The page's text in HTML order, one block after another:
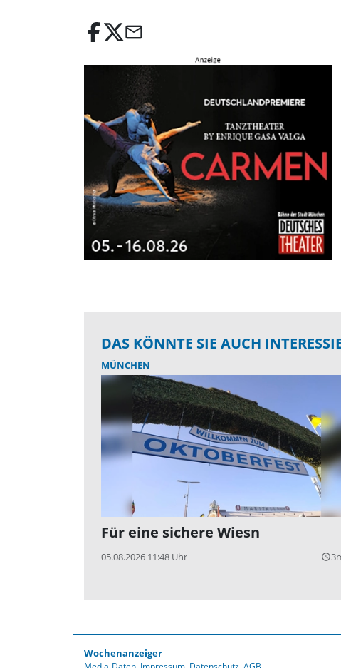
email
DAS KÖNNTE SIE AUCH
MÜNCHEN
Für eine sichere Wiesn
05.08.2026 11:48 Uhr query_builder
Wochenanzeiger